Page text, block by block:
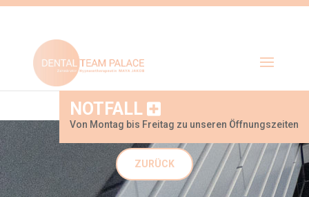
NOTFALL
Von Montag bis Freitag zu unseren Öffnungszeiten
ZURÜCK